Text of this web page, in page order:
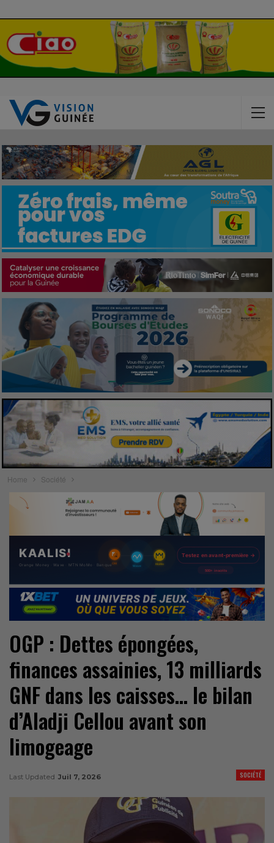
Home Société
OGP : Dettes épongées,
finances assainies, 13 milliards
GNF dans les caisses… le bilan
d’Aladji Cellou avant son
limogeage
SOCIÉTÉ
Last Updated Juil 7, 2026